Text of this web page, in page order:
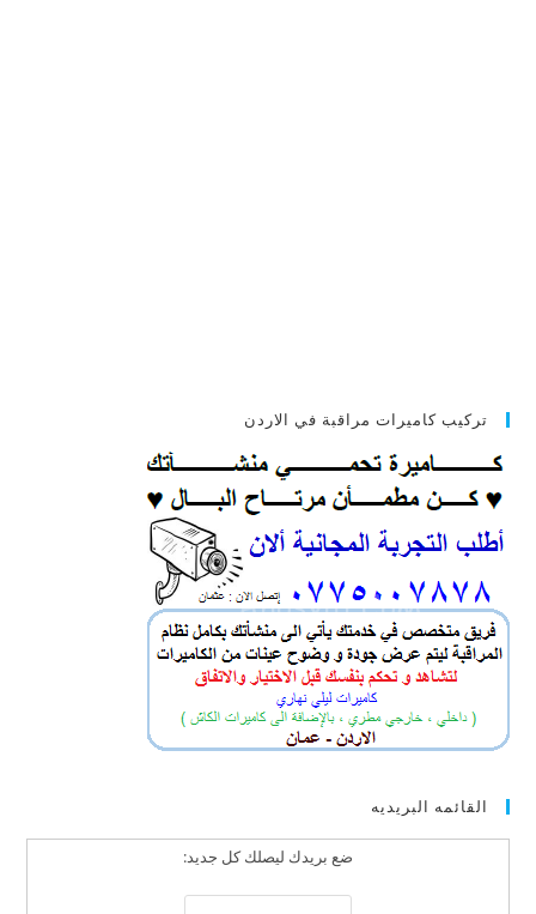
تركيب كاميرات مراقبة في الاردن
القائمه البريديه
ضع بريدك ليصلك كل جديد: